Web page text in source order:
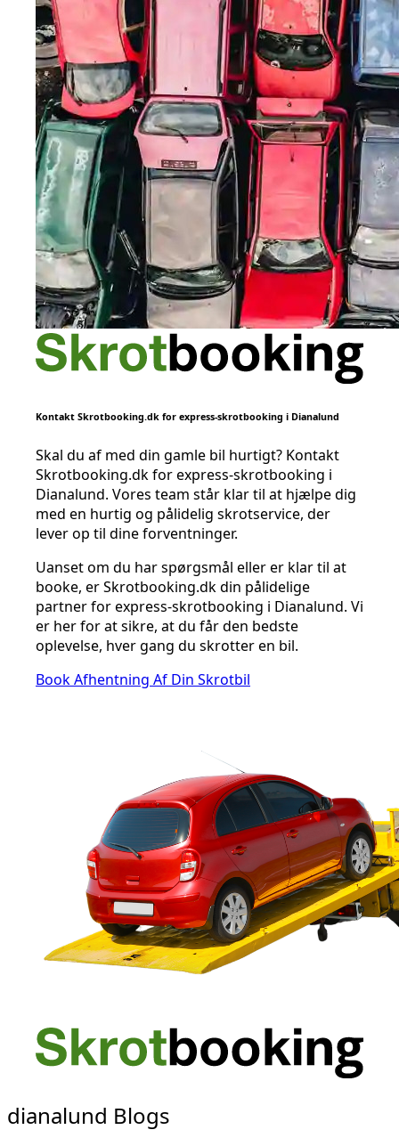
Kontakt Skrotbooking.dk for express-skrotbooking i Dianalund
Skal du af med din gamle bil hurtigt? Kontakt
Skrotbooking.dk for express-skrotbooking i
Dianalund. Vores team står klar til at hjælpe dig
med en hurtig og pålidelig skrotservice, der
lever op til dine forventninger.
Uanset om du har spørgsmål eller er klar til at
booke, er Skrotbooking.dk din pålidelige
partner for express-skrotbooking i Dianalund. Vi
er her for at sikre, at du får den bedste
oplevelse, hver gang du skrotter en bil.
Book Afhentning Af Din Skrotbil
dianalund Blogs